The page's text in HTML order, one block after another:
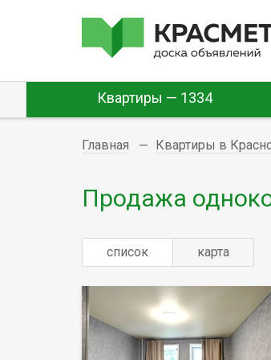
Квартиры — 1334
Главная Квартиры в
Продажа
список карта